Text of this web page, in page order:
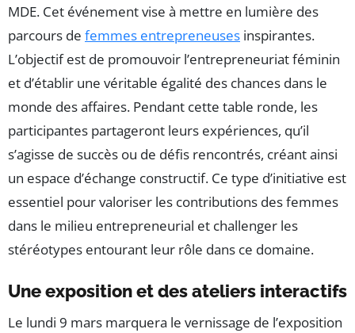
MDE. Cet événement vise à mettre en lumière des
parcours de femmes entrepreneuses inspirantes.
L’objectif est de promouvoir l’entrepreneuriat féminin
et d’établir une véritable égalité des chances dans le
monde des affaires. Pendant cette table ronde, les
participantes partageront leurs expériences, qu’il
s’agisse de succès ou de défis rencontrés, créant ainsi
un espace d’échange constructif. Ce type d’initiative est
essentiel pour valoriser les contributions des femmes
dans le milieu entrepreneurial et challenger les
stéréotypes entourant leur rôle dans ce domaine.
Une exposition et des ateliers interactifs
Le lundi 9 mars marquera le vernissage de l’exposition